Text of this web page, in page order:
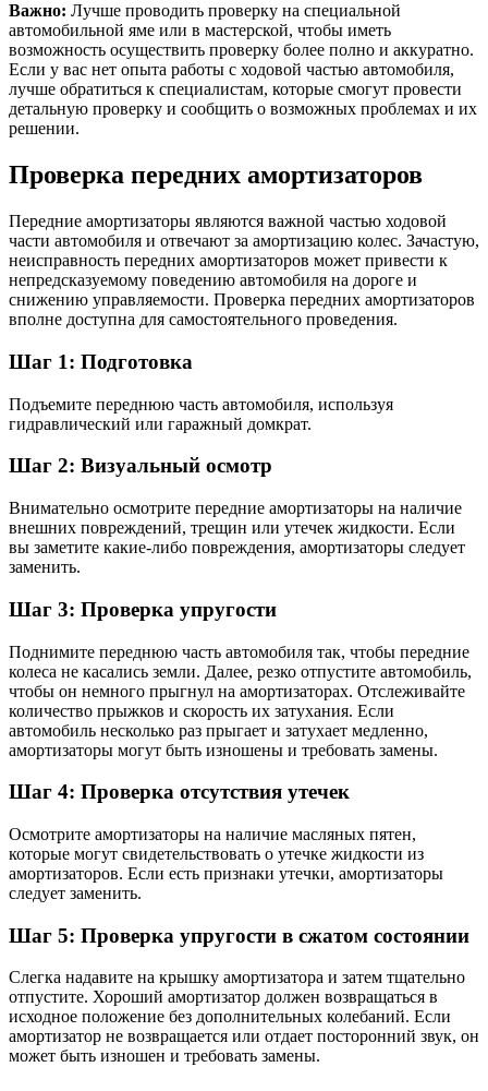
Важно: Лучше проводить проверку на специальной
автомобильной яме или в мастерской, чтобы иметь
возможность осуществить проверку более полно и аккуратно.
Если у вас нет опыта работы с ходовой частью автомобиля,
лучше обратиться к специалистам, которые смогут провести
детальную проверку и сообщить о возможных проблемах и их
решении.
Проверка передних амортизаторов
Передние амортизаторы являются важной частью ходовой
части автомобиля и отвечают за амортизацию колес. Зачастую,
неисправность передних амортизаторов может привести к
непредсказуемому поведению автомобиля на дороге и
снижению управляемости. Проверка передних амортизаторов
вполне доступна для самостоятельного проведения.
Шаг 1: Подготовка
Подъемите переднюю часть автомобиля, используя
гидравлический или гаражный домкрат.
Шаг 2: Визуальный осмотр
Внимательно осмотрите передние амортизаторы на наличие
внешних повреждений, трещин или утечек жидкости. Если
вы заметите какие-либо повреждения, амортизаторы следует
заменить.
Шаг 3: Проверка упругости
Поднимите переднюю часть автомобиля так, чтобы передние
колеса не касались земли. Далее, резко отпустите автомобиль,
чтобы он немного прыгнул на амортизаторах. Отслеживайте
количество прыжков и скорость их затухания. Если
автомобиль несколько раз прыгает и затухает медленно,
амортизаторы могут быть изношены и требовать замены.
Шаг 4: Проверка отсутствия утечек
Осмотрите амортизаторы на наличие масляных пятен,
которые могут свидетельствовать о утечке жидкости из
амортизаторов. Если есть признаки утечки, амортизаторы
следует заменить.
Шаг 5: Проверка упругости в сжатом состоянии
Слегка надавите на крышку амортизатора и затем тщательно
отпустите. Хороший амортизатор должен возвращаться в
исходное положение без дополнительных колебаний. Если
амортизатор не возвращается или отдает посторонний звук, он
может быть изношен и требовать замены.